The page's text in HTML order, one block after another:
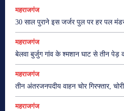
महराजगंज
30 साल पुराने इस जर्जर पुल पर हर पल
महराजगंज
बेलवा बुर्जुग गांव के श्मशान घाट से तीन पेड़
महराजगंज
तीन अंतरजनपदीय वाहन चोर गिरफ्तार,
महराजगंज